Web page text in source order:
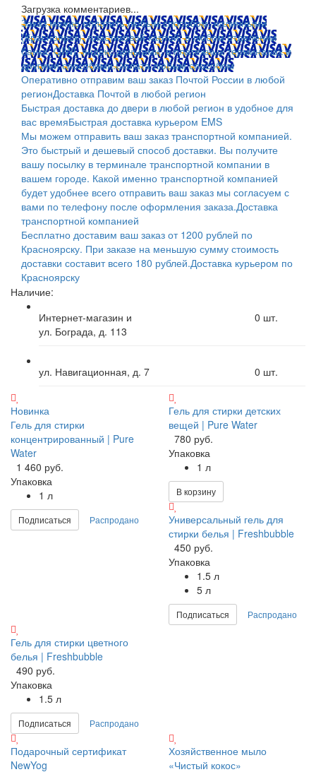
Загрузка комментариев...
Заказ можно оплатить любым способом: наличными
(Красноярск); пластиковой картой; в любом отделении
банка; QIWI, яндекс.деньгами; в платежных терминалах и
другими способами.Оплата любым способом
Оперативно отправим ваш заказ Почтой России в любой
регионДоставка Почтой в любой регион
Быстрая доставка до двери в любой регион в удобное для
вас времяБыстрая доставка курьером EMS
Мы можем отправить ваш заказ транспортной компанией.
Это быстрый и дешевый способ доставки. Вы получите
вашу посылку в терминале транспортной компании в
вашем городе. Какой именно транспортной компанией
будет удобнее всего отправить ваш заказ мы согласуем с
вами по телефону после оформления заказа.Доставка
транспортной компанией
Бесплатно доставим ваш заказ от 1200 рублей по
Красноярску. При заказе на меньшую сумму стоимость
доставки составит всего 180 рублей.Доставка курьером по
Красноярску
Наличие:
Интернет-магазин и
ул. Бограда, д. 113
0 шт.
ул. Навигационная, д. 7 0 шт.
Новинка
Гель для стирки
концентрированный | Pure
Water
1 460 руб.
Упаковка
1 л
Подписаться Распродано
Гель для стирки детских
вещей | Pure Water
780 руб.
Упаковка
1 л
В корзину
Универсальный гель для
стирки белья | Freshbubble
450 руб.
Упаковка
1.5 л
5 л
Подписаться Распродано
Гель для стирки цветного
белья | Freshbubble
490 руб.
Упаковка
1.5 л
Подписаться Распродано
Подарочный сертификат
NewYog
Хозяйственное мыло
«Чистый кокос»